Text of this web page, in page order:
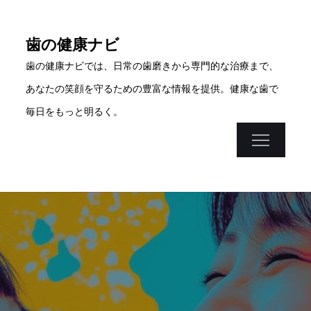
content歯の健康ナビ
歯の健康ナビでは、日常の歯磨きから専門的な治療まで、
あなたの笑顔を守るための豊富な情報を提供。健康な歯で
毎日をもっと明るく。